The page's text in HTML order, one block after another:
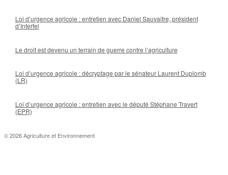
Loi d’urgence agricole : entretien avec Daniel Sauvaitre, président
d’Interfel
Le droit est devenu un terrain de guerre contre l’agriculture
Loi d’urgence agricole : décryptage par le sénateur Laurent Duplomb
(LR)
Loi d’urgence agricole : entretien avec le député Stéphane Travert
(EPR)
© 2026 Agriculture et Environnement